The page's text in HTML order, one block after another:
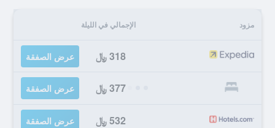
مزود الإجمالي في الليلة
318 ﷼ عرض الصفقة
377 ﷼ عرض الصفقة
532 ﷼ عرض الصفقة